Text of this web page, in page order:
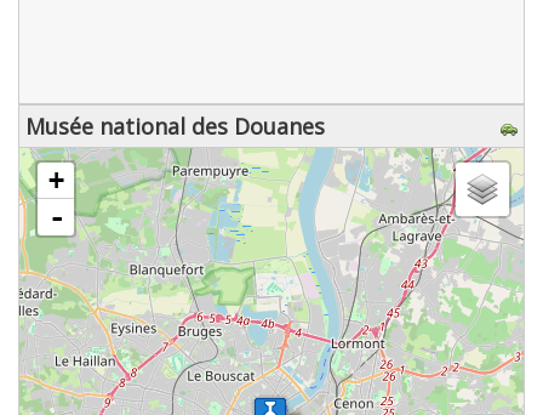
Musée national des Douanes
chargement de la carte - veuillez patienter...
+
-